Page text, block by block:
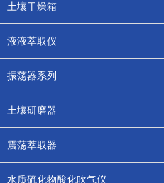
土壤干燥箱
液液萃取仪
振荡器系列
土壤研磨器
震荡萃取器
水质硫化物酸化吹气仪